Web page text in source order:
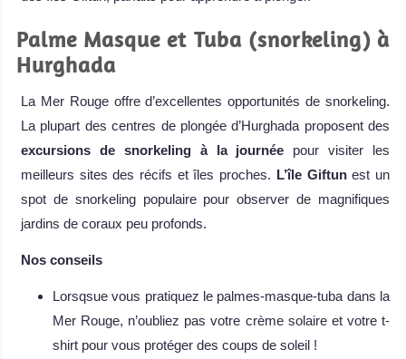
Palme Masque et Tuba (snorkeling) à
Hurghada
La Mer Rouge offre d’excellentes opportunités de snorkeling.
La plupart des centres de plongée d’Hurghada proposent des
excursions de snorkeling à la journée pour visiter les
meilleurs sites des récifs et îles proches. L’île Giftunest un
spot de snorkeling populaire pour observer de magnifiques
jardins de coraux peu profonds.
Nos conseils
Lorsqsue vous pratiquez le palmes-masque-tuba dans la
Mer Rouge, n’oubliez pas votre crème solaire et votre t-
shirt pour vous protéger des coups de soleil !